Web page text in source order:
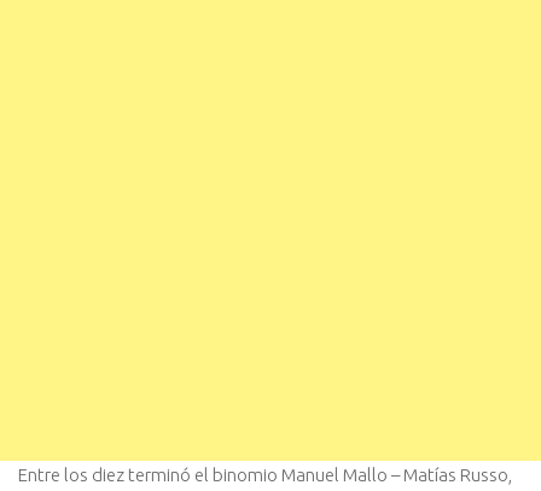
Entre los diez terminó el binomio Manuel Mallo – Matías Russo,